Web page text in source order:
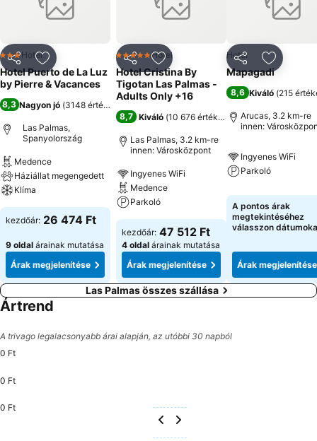
MegosztásHozzáadás a kedvencekhez
3 Kategória
Hotel
Hotel Puerto de La Luz
by Pierre & Vacances
8,3 Nagyon jó (3148 értékelés
Las Palmas,
Spanyolország
Medence
Háziállat megengedett
Klíma
kezdőár: 26 474 Ft
9 oldal árainak mutatása
Árak megjelenítése
MegosztásHozzáadás a kedvencekhez
5 KategóriaHotel
Hotel Cristina By
Tigotan Las Palmas -
Adults Only +16
8,7 Kiváló (10 676 értékelés)
Las Palmas, 3.2 km-re
innen: Városközpont
Ingyenes WiFi
Medence
Parkoló
kezdőár: 47 512 Ft
4 oldal árainak mutatása
Árak megjelenítése
Megosztás
Hotel
Mapagadi
8,6 Kiváló (215
Arucas, 3.2 km-re
innen:
Ingyenes WiFi
Parkoló
A pontos árak
megtekintéséhez
válasszon
Árak megjelenítése
Las Palmas összes szállása
Ártrend
A trivago legalacsonyabb árai alapján, az utóbbi 30 napból
0 Ft
0 Ft
0 Ft